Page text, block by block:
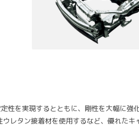
を実現するとともに、剛性を大幅に強
レタン接着材を使用するなど、優れた